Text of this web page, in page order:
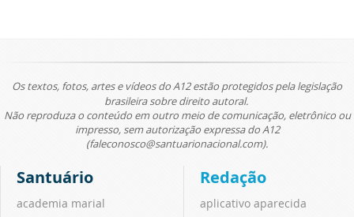
Os textos, fotos, artes e vídeos do A12 estão protegidos pela legislação
brasileira sobre direito autoral.
Não reproduza o conteúdo em outro meio de comunicação, eletrônico ou
impresso, sem autorização expressa do A12
(faleconosco@santuarionacional.com).
Santuário
academia marial
Redação
aplicativo aparecida